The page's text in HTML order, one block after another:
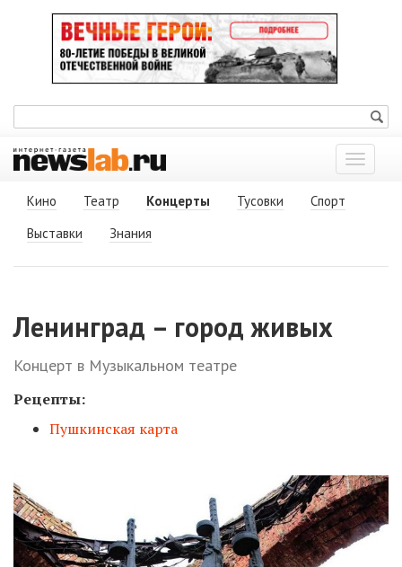
Показать
меню
Кино
Театр Концерты Тусовки
Спорт
Выставки
Знания
Ленинград – город живых
Концерт в Музыкальном театре
Рецепты:
Пушкинская карта